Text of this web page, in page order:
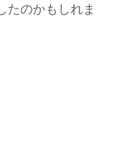
たのかもしれま